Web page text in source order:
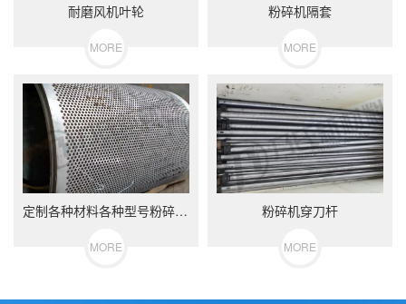
耐磨风机叶轮
MORE
粉碎机隔套
MORE
定制各种材料各种型号粉碎机筛网
MORE
粉碎机穿刀杆
MORE